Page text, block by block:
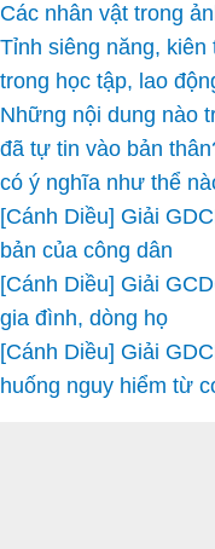
Các nhân vật trong
Tỉnh siêng năng,
trong học tập, lao
Những nội dung nào
đã tự tin vào bản
có ý nghĩa như thể
[Cánh Diều] Giải
bản của công dân
[Cánh Diều] Giải
gia đình, dòng họ
[Cánh Diều] Giải
huống nguy hiểm từ